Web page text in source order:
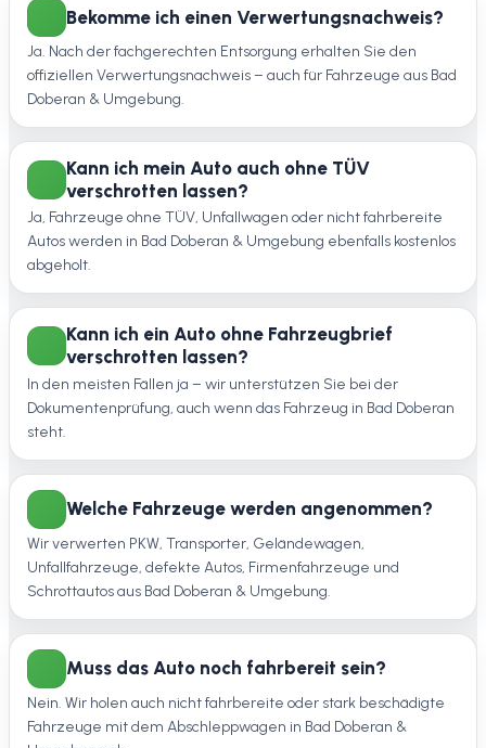
Bekomme ich einen Verwertungsnachweis?
Ja. Nach der fachgerechten Entsorgung erhalten Sie den
offiziellen Verwertungsnachweis – auch für Fahrzeuge aus Bad
Doberan & Umgebung.
Kann ich mein Auto auch ohne TÜV
verschrotten lassen?
Ja, Fahrzeuge ohne TÜV, Unfallwagen oder nicht fahrbereite
Autos werden in Bad Doberan & Umgebung ebenfalls kostenlos
abgeholt.
Kann ich ein Auto ohne Fahrzeugbrief
verschrotten lassen?
In den meisten Fällen ja – wir unterstützen Sie bei der
Dokumentenprüfung, auch wenn das Fahrzeug in Bad Doberan
steht.
Welche Fahrzeuge werden angenommen?
Wir verwerten PKW, Transporter, Geländewagen,
Unfallfahrzeuge, defekte Autos, Firmenfahrzeuge und
Schrottautos aus Bad Doberan & Umgebung.
Muss das Auto noch fahrbereit sein?
Nein. Wir holen auch nicht fahrbereite oder stark beschädigte
Fahrzeuge mit dem Abschleppwagen in Bad Doberan &